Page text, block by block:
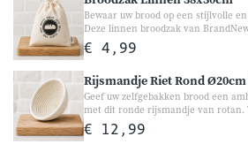
broodjes, door salades of in
Bewaar uw brood op een stijlvolle
Deze linnen broodzak van
alternatief voor plastic broodzakken.
brood op een natuurlijke manier te
voor zelfgebakken brood of vers
€ 4,99
Geef uw zelfgebakken brood een
met dit ronde rijsmandje van rotan.
helpt dit rijsmandje het deeg zijn
het voor een mooi patroon in het
€ 12,99